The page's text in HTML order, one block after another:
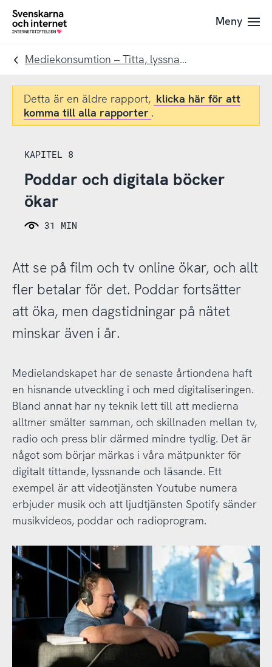
Till
navigation
Till
innehåll
To
Meny
Mediekonsumtion – Titta, lyssna och läsa digitalt
Detta är en äldre rapport, klicka här för att
komma till alla rapporter .
KAPITEL 8
Poddar och digitala böcker
ökar
31 MIN
Att se på film och tv online ökar, och allt
fler betalar för det. Poddar fortsätter
att öka, men dagstidningar på nätet
minskar även i år.
Medielandskapet har de senaste årtiondena haft
en hisnande utveckling i och med digitaliseringen.
Bland annat har ny teknik lett till att medierna
alltmer smälter samman, och skillnaden mellan tv,
radio och press blir därmed mindre tydlig. Det är
något som börjar märkas i våra mätpunkter för
digitalt tittande, lyssnande och läsande. Ett
exempel är att videotjänsten Youtube numera
erbjuder musik och att ljudtjänsten Spotify sänder
musikvideos, poddar och radioprogram.